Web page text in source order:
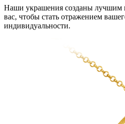
Наши украшения созданы лучшим
вас, чтобы стать отражением
индивидуальности.